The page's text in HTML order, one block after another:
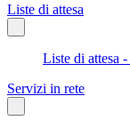
Liste di attesa
Liste di attesa
Servizi in rete